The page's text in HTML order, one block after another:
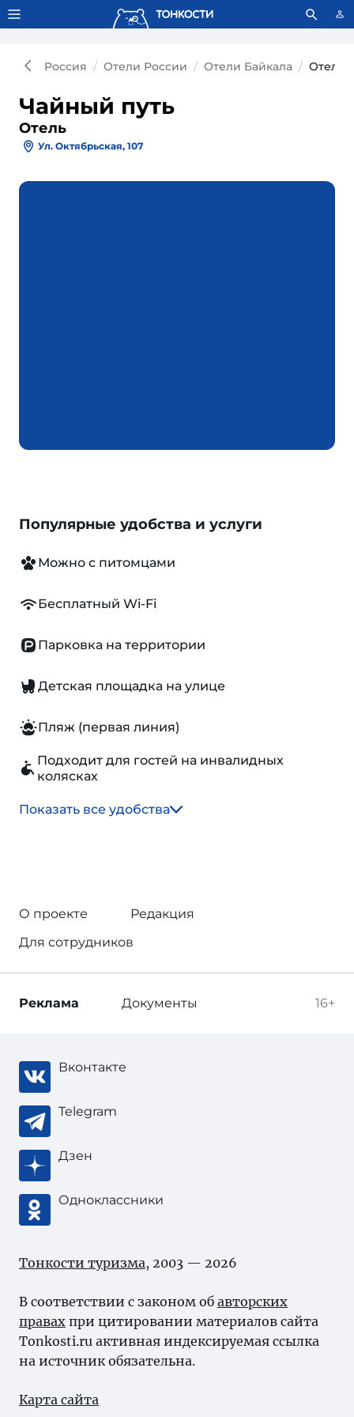
Тонкости используют сookie-файлы. Что это значит?
Россия Отели России Отели Байкала Отель
Чайный путь
Отель
Ул. Октябрьская, 107
Популярные удобства и услуги
Можно с питомцами
Бесплатный Wi-Fi
Парковка на территории
Детская площадка на улице
Пляж (первая линия)
Подходит для гостей на инвалидных
колясках
Показать все удобства
О проекте
Редакция
Для сотрудников
16+
Реклама Документы
Вконтакте
Telegram
Дзен
Одноклассники
Тонкости туризма, 2003 — 2026
В соответствии с законом об авторских
правах при цитировании материалов сайта
Tonkosti.ru активная индексируемая ссылка
на источник обязательна.
Карта сайта